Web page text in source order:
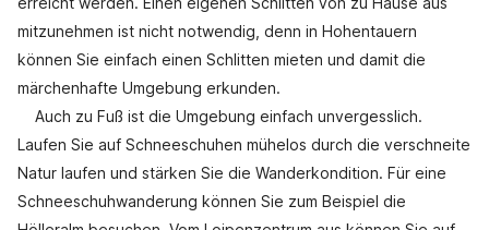
mitzunehmen ist nicht notwendig, denn in Hohentauern
können Sie einfach einen Schlitten mieten und damit die
märchenhafte Umgebung erkunden.
Auch zu Fuß ist die Umgebung einfach unvergesslich.
Laufen Sie auf Schneeschuhen mühelos durch die verschneite
Natur laufen und stärken Sie die Wanderkondition. Für eine
Schneeschuhwanderung können Sie zum Beispiel die